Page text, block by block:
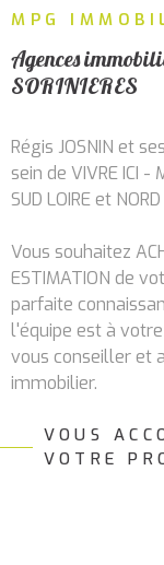
MPG
Agences
SORINIERES
Régis JOSNIN et
sein de VIVRE ICI -
SUD LOIRE et
Vous souhaitez
ESTIMATION de
parfaite
l'équipe est à
vous conseiller et
immobilier.
VOUS
VOTRE